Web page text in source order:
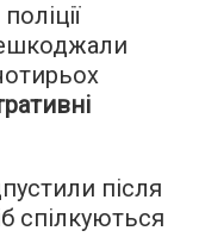
після
спілкуються